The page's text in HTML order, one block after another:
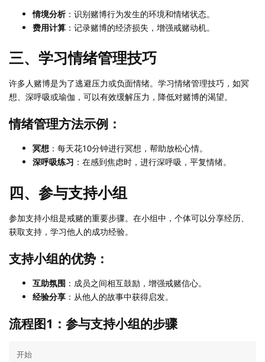
情境分析：识别赌博行为发生的环境和情绪状态。
费用计算 ：记录赌博的经济损失，增强戒赌动机。
三、学习情绪管理技巧
许多人赌博是为了逃避压力或负面情绪。学习情绪管理技巧，如冥
想、深呼吸或瑜伽，可以有效缓解压力，降低对赌博的渴望。
情绪管理方法示例：
冥想 ：每天花10分钟进行冥想，帮助放松心情。
深呼吸练习 ：在感到焦虑时，进行深呼吸，平复情绪。
四、参与支持小组
参加支持小组是戒赌的重要步骤。在小组中，个体可以分享经历、
获取支持，学习他人的成功经验。
支持小组的优势：
互助氛围 ：成员之间相互鼓励，增强戒赌信心。
经验分享 ：从他人的故事中获得启发。
流程图1：参与支持小组的步骤
开始